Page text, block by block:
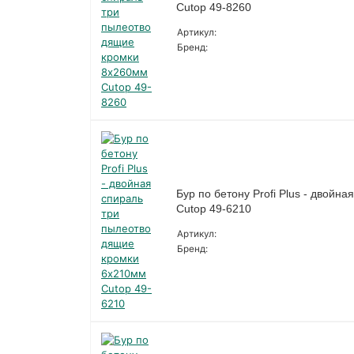
Cutop 49-8260
Артикул:
Бренд:
Бур по бетону Profi Plus -
Cutop 49-6210
Артикул:
Бренд: